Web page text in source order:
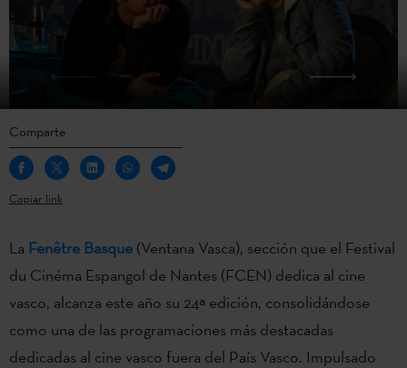
Comparte
Copiar link
La Fenêtre Basque (Ventana Vasca), sección que el Festival
du Cinéma Espangol de Nantes (FCEN) dedica al cine
vasco, alcanza este año su 24ª edición, consolidándose
como una de las programaciones más destacadas
dedicadas al cine vasco fuera del País Vasco. Impulsado